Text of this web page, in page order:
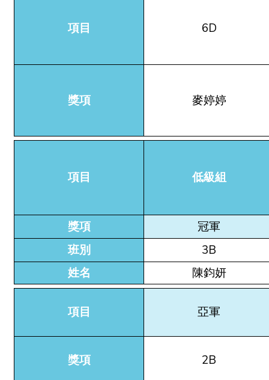
項目 6D
獎項 麥婷婷
項目 低級組
獎項
冠軍
班別
3B
姓名
陳鈞妍
項目 亞軍
獎項 2B